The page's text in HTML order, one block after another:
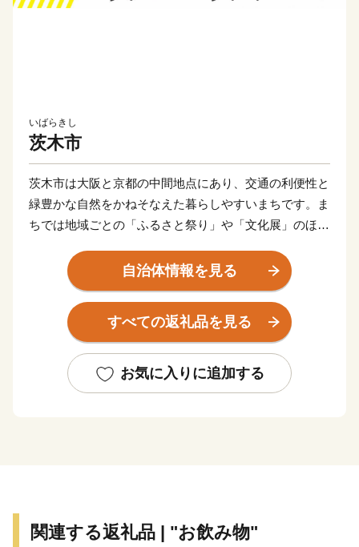
いばらきし
茨木市
茨木市は大阪と京都の中間地点にあり、交通の利便性と
緑豊かな自然をかねそなえた暮らしやすいまちです。ま
ちでは地域ごとの「ふるさと祭り」や「文化展」のほ
盛んで、いつも多くの笑顔があふれています。また、古
墳や貴重な歴史文化財が多数残り、日本人初のノーベル
文学賞作家である川端康成が3歳から18歳まで過ごすな
ど歴史文化が豊かなまちでもあります。
茨木市は「次なる茨木へ。」を合言葉に将来を見据えた
まちづくりを進めています。皆さまのあたたかな応援を
自治体情報を見る
すべての返礼品を見る
お気に入りに追加する
関連する返礼品 | "お飲み物"